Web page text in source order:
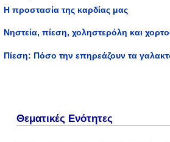
Η προστασία της καρδίας μας
Νηστεία, πίεση, χοληστερόλη και
Πίεση: Πόσο την επηρεάζουν τα
Θεματικές Ενότητες